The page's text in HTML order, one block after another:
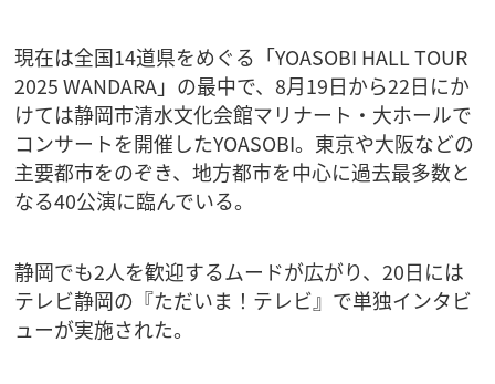
現在は全国14道県をめぐる「YOASOBI HALL TOUR
2025 WANDARA」の最中で、8月19日から22日にか
けては静岡市清水文化会館マリナート・大ホールで
コンサートを開催したYOASOBI。東京や大阪などの
主要都市をのぞき、地方都市を中心に過去最多数と
なる40公演に臨んでいる。
静岡でも2人を歓迎するムードが広がり、20日には
テレビ静岡の『ただいま！テレビ』で単独インタビ
ューが実施された。